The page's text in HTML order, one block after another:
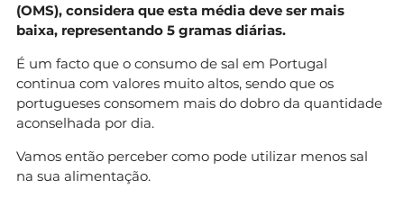
(OMS), considera que esta média deve ser mais
baixa, representando 5 gramas diárias.
É um facto que o consumo de sal em Portugal
continua com valores muito altos, sendo que os
portugueses consomem mais do dobro da quantidade
aconselhada por dia.
Vamos então perceber como pode utilizar menos sal
na sua alimentação.